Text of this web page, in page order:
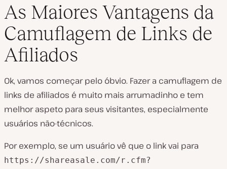
As Maiores Vantagens da
Camuflagem de Links de
Afiliados
Ok, vamos começar pelo óbvio. Fazer a camuflagem de
links de afiliados é muito mais arrumadinho e tem
melhor aspeto para seus visitantes, especialmente
usuários não-técnicos.
Por exemplo, se um usuário vê que o link vai para
https://shareasale.com/r.cfm?